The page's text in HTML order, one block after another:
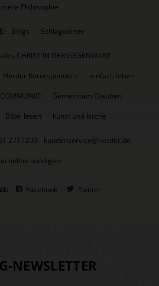
Philosophie
Blogs Schlagwörter
CHRIST IN DER GEGENWART
Herder Korrespondenz
einfach leben
COMMUNIO
Gemeinsam Glauben
Bibel lesen kunst und kirche
2717200
kundenservice@herder.de
online kündigen
Facebook Twitter
NEWSLETTER